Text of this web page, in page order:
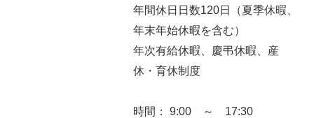
年間休日日数120日（夏季休暇、
年末年始休暇を含む）
年次有給休暇、慶弔休暇、産
休・育休制度
時間： 9:00 ～ 17:30